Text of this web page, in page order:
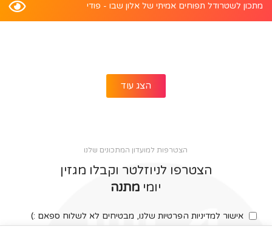
מתכון לשטרודל תפוחים אמיתי של אלון שבו - פודי
הצג עוד
הצטרפות למועדון המתכונים שלנו
הצטרפו לניוזלטר וקבלו מגזין
יומי מתנה
אישור למדיניות הפרטיות שלנו, מבטיחים לא לשלוח ספאם :)